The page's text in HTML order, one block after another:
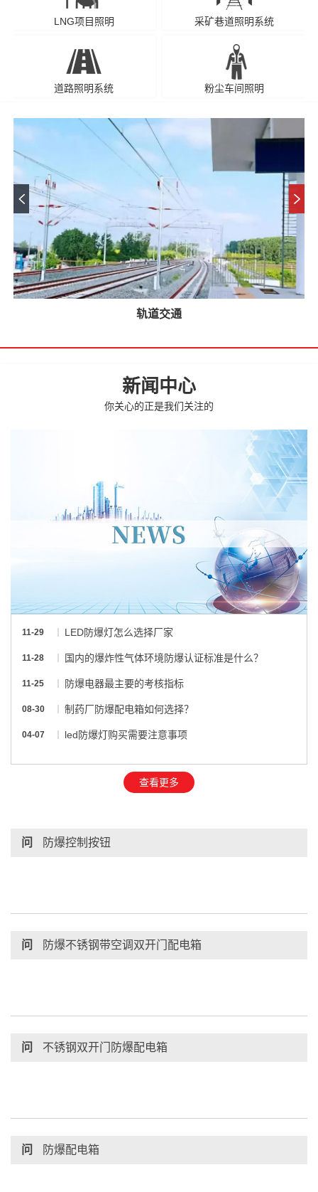
LNG项目照明 采矿巷道照明系统
道路照明系统 粉尘车间照明
轨道交通
新闻中心
你关心的正是我们关注的
11-29 LED防爆灯怎么选择厂家
11-28 国内的爆炸性气体环境防爆认证标准是什么？
11-25 防爆电器最主要的考核指标
08-30 制药厂防爆配电箱如何选择？
04-07 led防爆灯购买需要注意事项
查看更多
问 防爆控制按钮
问 防爆不锈钢带空调双开门配电箱
问 不锈钢双开门防爆配电箱
问 防爆配电箱